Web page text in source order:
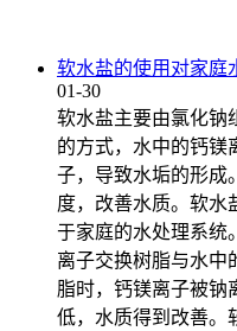
软水盐的使用对家庭
01-30
软水盐主要由氯化钠
的方式，水中的钙镁
子，导致水垢的形成
度，改善水质。软水
于家庭的水处理系统
离子交换树脂与水中
脂时，钙镁离子被钠
低，水质得到改善。